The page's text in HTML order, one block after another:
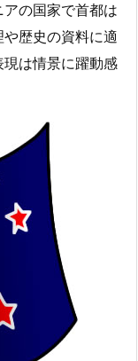
の国家で首都は
歴史の資料に適
は情景に躍動感